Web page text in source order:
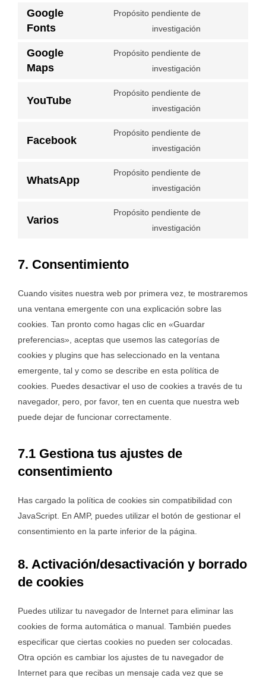
Google
Fonts
Propósito pendiente de
investigación
Google
Maps
Propósito pendiente de
investigación
YouTube
Propósito pendiente de
investigación
Facebook
Propósito pendiente de
investigación
WhatsApp
Propósito pendiente de
investigación
Varios
Propósito pendiente de
investigación
7. Consentimiento
Cuando visites nuestra web por primera vez, te mostraremos
una ventana emergente con una explicación sobre las
cookies. Tan pronto como hagas clic en «Guardar
preferencias», aceptas que usemos las categorías de
cookies y plugins que has seleccionado en la ventana
emergente, tal y como se describe en esta política de
cookies. Puedes desactivar el uso de cookies a través de tu
navegador, pero, por favor, ten en cuenta que nuestra web
puede dejar de funcionar correctamente.
7.1 Gestiona tus ajustes de
consentimiento
Has cargado la política de cookies sin compatibilidad con
JavaScript. En AMP, puedes utilizar el botón de gestionar el
consentimiento en la parte inferior de la página.
8. Activación/desactivación y borrado
de cookies
Puedes utilizar tu navegador de Internet para eliminar las
cookies de forma automática o manual. También puedes
especificar que ciertas cookies no pueden ser colocadas.
Otra opción es cambiar los ajustes de tu navegador de
Internet para que recibas un mensaje cada vez que se